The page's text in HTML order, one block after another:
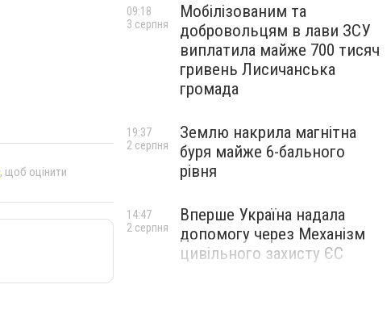
, щоб оцінити
Мобілізованим та
добровольцям в лави ЗСУ
виплатила майже 700 тисяч
гривень Лисичанська
громада
09:18
3 серпня
Землю накрила магнітна
буря майже 6-бального
рівня
19:37
2 серпня
Вперше Україна надала
допомогу через Механізм
цивільного захисту ЄС
14:47
2 серпня